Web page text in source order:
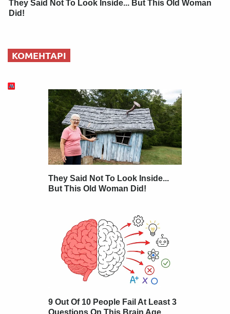
They Said Not To Look Inside... But This Old Woman
Did!
КОМЕНТАРІ